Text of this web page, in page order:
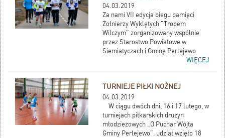
04.03.2019
Za nami VII edycja biegu pamięci
Żołnierzy Wyklętych "Tropem
Wilczym" zorganizowany wspólnie
przez Starostwo Powiatowe w
Siemiatyczach i Gminę Perlejewo
WIĘCEJ
TURNIEJE PIŁKI NOŻNEJ
04.03.2019
W ciągu dwóch dni, 16 i 17 lutego, w
turniejach piłkarskich drużyn
młodzieżowych „O Puchar Wójta
Gminy Perlejewo”, udział wzięło 18